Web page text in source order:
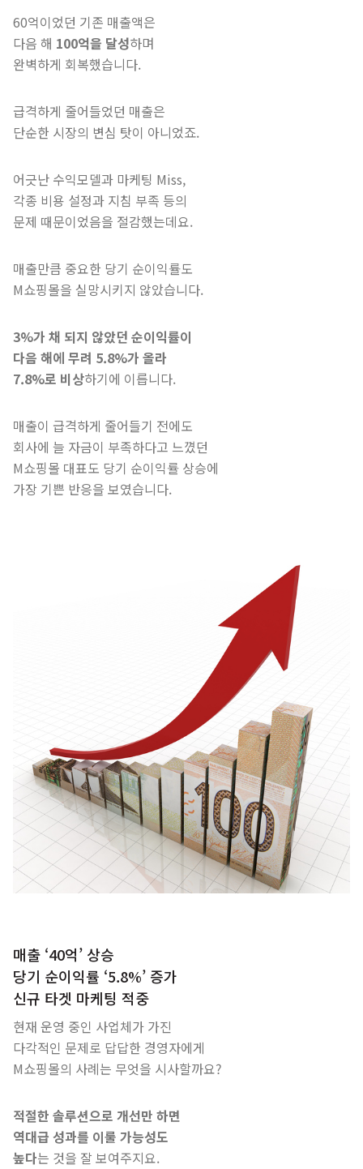
60억이었던 기존 매출액은
다음 해 100억을 달성하며
완벽하게 회복했습니다.
급격하게 줄어들었던 매출은
단순한 시장의 변심 탓이 아니었죠.
어긋난 수익모델과 마케팅 Miss,
각종 비용 설정과 지침 부족 등의
문제 때문이었음을 절감했는데요.
매출만큼 중요한 당기 순이익률도
M쇼핑몰을 실망시키지 않았습니다.
3%가 채 되지 않았던 순이익률이
다음 해에 무려 5.8%가 올라
7.8%로 비상하기에 이릅니다.
매출이 급격하게 줄어들기 전에도
회사에 늘 자금이 부족하다고 느꼈던
M쇼핑몰 대표도 당기 순이익률 상승에
가장 기쁜 반응을 보였습니다.
매출 ‘40억’ 상승
당기 순이익률 ‘5.8%’ 증가
신규 타겟 마케팅 적중
현재 운영 중인 사업체가 가진
다각적인 문제로 답답한 경영자에게
M쇼핑몰의 사례는 무엇을 시사할까요?
적절한 솔루션으로 개선만 하면
역대급 성과를 이룰 가능성도
높다는 것을 잘 보여주지요.